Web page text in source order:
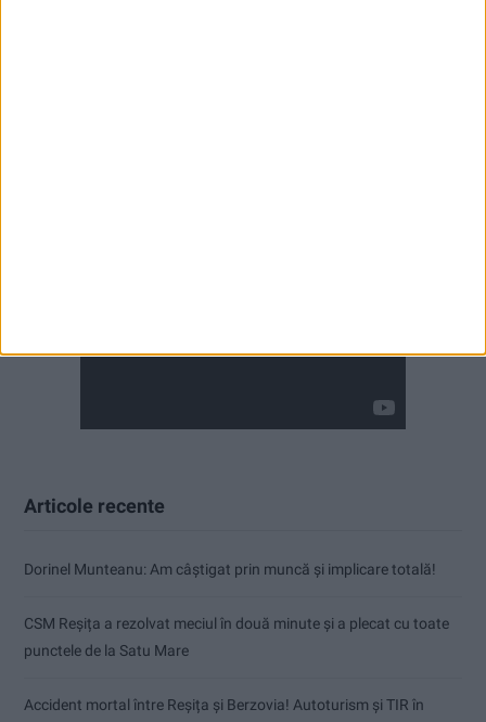
Articole recente
Dorinel Munteanu: Am câștigat prin muncă și implicare totală!
CSM Reșița a rezolvat meciul în două minute și a plecat cu toate
punctele de la Satu Mare
Accident mortal între Reșița și Berzovia! Autoturism și TIR în